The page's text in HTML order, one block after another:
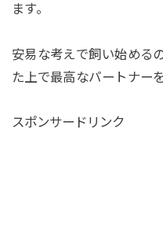
ます。
安易な考えで飼い始める
た上で最高なパートナー
スポンサードリンク